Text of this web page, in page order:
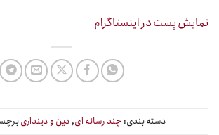
نمایش پست در اینستاگرام
دسته بندی: چند رسانه ای, دین و دینداری